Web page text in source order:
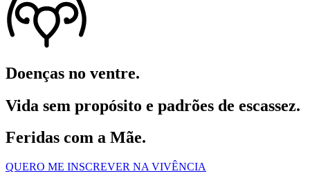
Doenças no ventre.
Vida sem propósito e padrões de escassez.
Feridas com a Mãe.
QUERO ME INSCREVER NA VIVÊNCIA